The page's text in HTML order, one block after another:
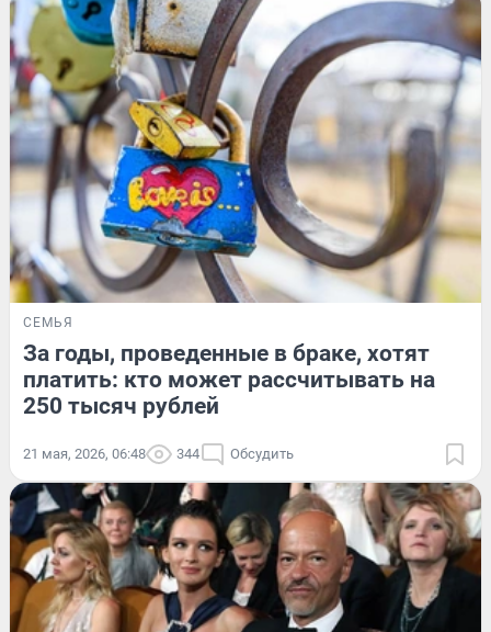
СЕМЬЯ
За годы, проведенные в браке, хотят
платить: кто может рассчитывать на
250 тысяч рублей
21 мая, 2026, 06:48 344 Обсудить